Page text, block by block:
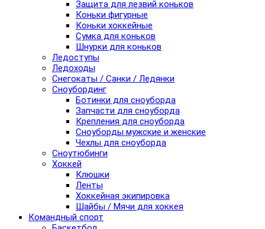
Защита для лезвий коньков
Коньки фигурные
Коньки хоккейные
Сумка для коньков
Шнурки для коньков
Ледоступы
Ледоходы
Снегокаты / Санки / Ледянки
Сноубординг
Ботинки для сноуборда
Запчасти для сноуборда
Крепления для сноуборда
Сноуборды мужские и женские
Чехлы для сноуборда
Сноутюбинги
Хоккей
Клюшки
Ленты
Хоккейная экипировка
Шайбы / Мячи для хоккея
Командный спорт